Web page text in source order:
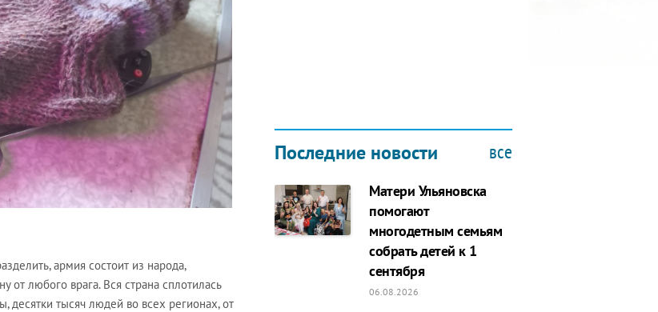
армия состоит из народа,
от любого врага. Вся страна сплотилась
тысяч людей во всех регионах, от
Последние новости все
Матери Ульяновска
помогают
многодетным семьям
собрать детей к 1
сентября
06.08.2026